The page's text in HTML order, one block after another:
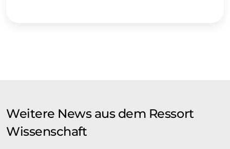
Weitere News aus dem Ressort
Wissenschaft